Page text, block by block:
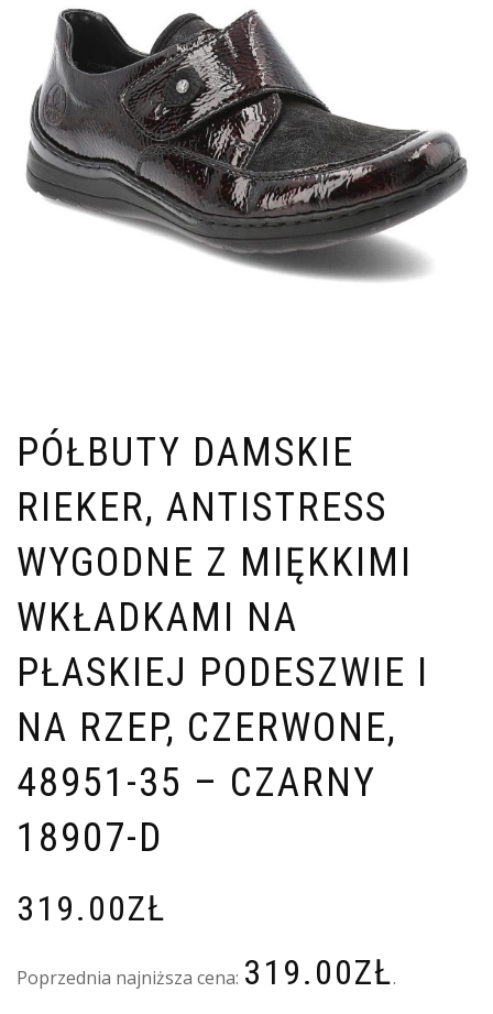
PÓŁBUTY DAMSKIE
RIEKER, ANTISTRESS
WYGODNE Z MIĘKKIMI
WKŁADKAMI NA
PŁASKIEJ PODESZWIE I
NA RZEP, CZERWONE,
48951-35 – CZARNY
18907-D
319.00ZŁ
Poprzednia najniższa cena: 319.00ZŁ.